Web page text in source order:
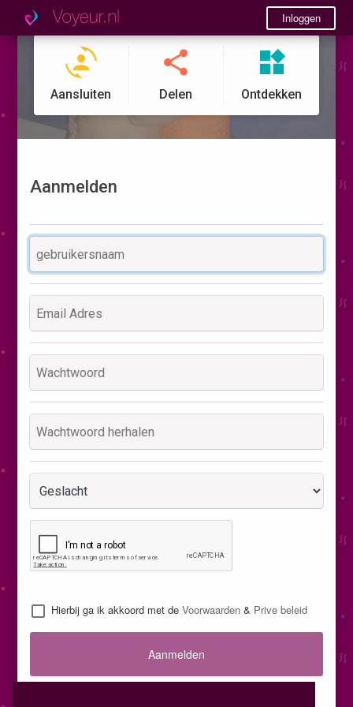
Inloggen
Aansluiten Delen Ontdekken
Aanmelden
Hierbij ga ik akkoord met deVoorwaarden & Prive beleid
Aanmelden